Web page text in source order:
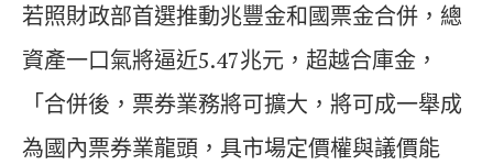
若照財政部首選推動兆豐金和國票金合併，總
資產一口氣將逼近5.47兆元，超越合庫金，
「合併後，票券業務將可擴大，將可成一舉成
為國內票券業龍頭，具市場定價權與議價能